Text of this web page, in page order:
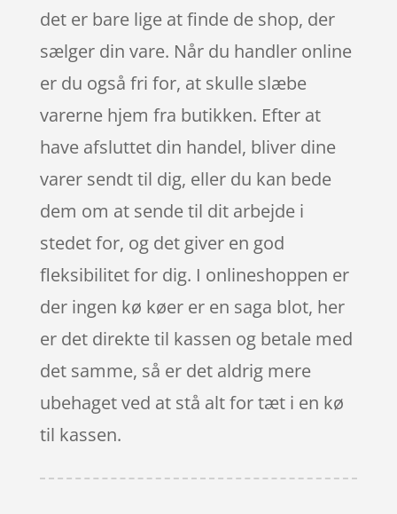
det er bare lige at finde de shop, der
sælger din vare. Når du handler online
er du også fri for, at skulle slæbe
varerne hjem fra butikken. Efter at
have afsluttet din handel, bliver dine
varer sendt til dig, eller du kan bede
dem om at sende til dit arbejde i
stedet for, og det giver en god
fleksibilitet for dig. I onlineshoppen er
der ingen kø køer er en saga blot, her
er det direkte til kassen og betale med
det samme, så er det aldrig mere
ubehaget ved at stå alt for tæt i en kø
til kassen.